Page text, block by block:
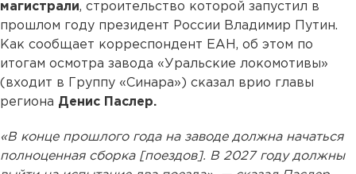
магистрали, строительство которой запустил в
прошлом году президент России Владимир Путин.
Как сообщает корреспондент ЕАН, об этом по
итогам осмотра завода «Уральские локомотивы»
(входит в Группу «Синара») сказал врио главы
региона Денис Паслер.
«В конце прошлого года на заводе должна начаться
полноценная сборка [поездов]. В 2027 году должны